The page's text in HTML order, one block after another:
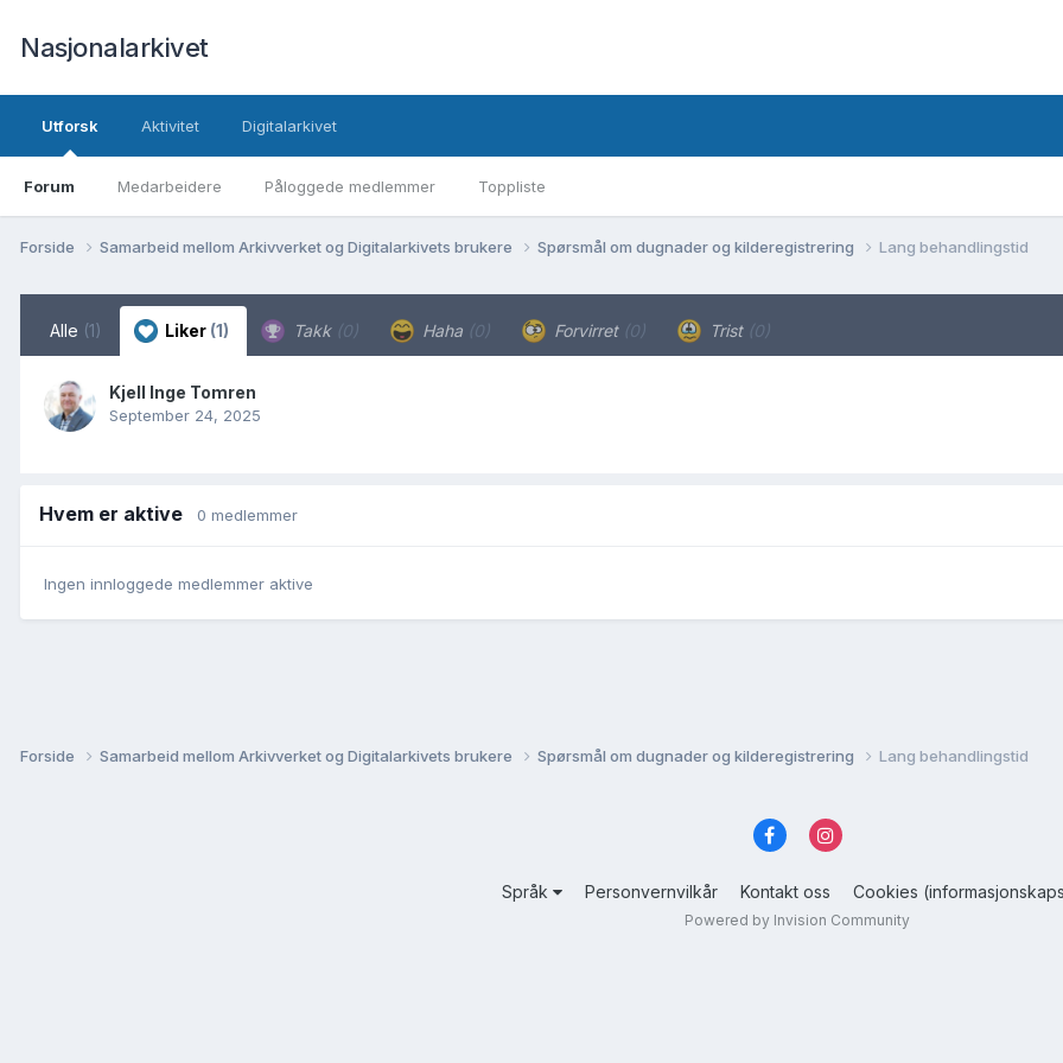
Nasjonalarkivet
Utforsk
Forum Medarbeidere Påloggede medlemmer Toppliste
Aktivitet Digitalarkivet
Forside Samarbeid mellom Arkivverket og Digitalarkivets brukere Spørsmål om dugnader og kilderegistrering Lang behandlingstid
Alle (1) Liker (1) Takk (0) Haha (0) Forvirret (0) Trist (0)
Kjell Inge Tomren
September 24, 2025
Hvem er aktive 0 medlemmer
Ingen innloggede medlemmer aktive
Forside Samarbeid mellom Arkivverket og Digitalarkivets brukere Spørsmål om dugnader og kilderegistrering Lang behandlingstid
Språk Personvernvilkår Kontakt oss Cookies
Powered by Invision Community